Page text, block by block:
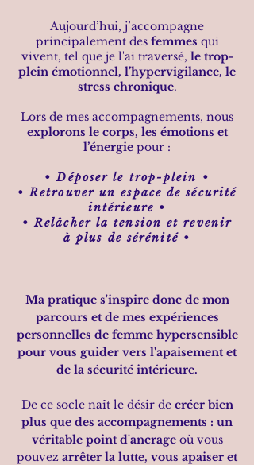
Aujourd’hui, j’accompagne
principalement des femmes qui
vivent, tel que je l'ai traversé, le trop-
plein émotionnel, l’hypervigilance, le
stress chronique.
Lors de mes accompagnements, nous
explorons le corps, les émotions et
l’énergie pour :
• Déposer le trop-plein •
• Retrouver un espace de sécurité
intérieure •
• Relâcher la tension et revenir
à plus de sérénité •
Ma pratique s'inspire donc de mon
parcours et de mes expériences
personnelles de femme hypersensible
pour vous guider vers l'apaisement et
de la sécurité intérieure.
De ce socle naît le désir de créer bien
plus que des accompagnements : un
véritable point d'ancrageoù vous
pouvez arrêter la lutte, vous apaiser et